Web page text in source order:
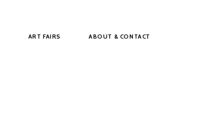
ART FAIRS ABOUT & CONTACT